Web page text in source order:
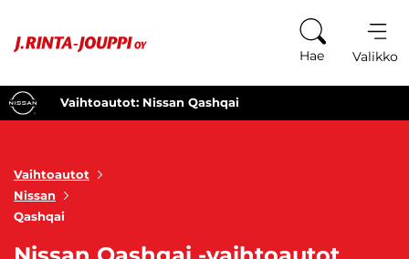
Hae Valikko
Vaihtoautot: Nissan Qashqai
Vaihtoautot
Nissan
Qashqai